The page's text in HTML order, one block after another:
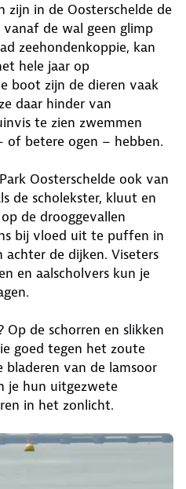
zijn in de Oosterschelde de
de wal geen glimp
zeehondenkoppie, kan
hele jaar op
boot zijn de dieren vaak
daar hinder van
te zien zwemmen
of betere ogen – hebben.
Oosterschelde ook van
de scholekster, kluut en
de drooggevallen
bij vloed uit te puffen in
achter de dijken. Viseters
en aalscholvers kun je
de schorren en slikken
goed tegen het zoute
bladeren van de lamsoor
je hun uitgezwete
in het zonlicht.